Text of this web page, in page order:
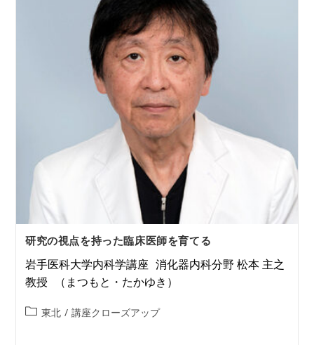
研究の視点を持った臨床医師を育てる
岩手医科大学内科学講座 消化器内科分野 松本 主之
教授 （まつもと・たかゆき）
東北 / 講座クローズアップ